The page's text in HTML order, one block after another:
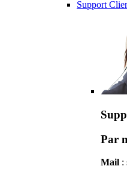
Support
Par
Mail :